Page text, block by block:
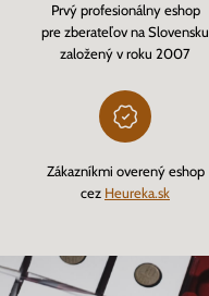
Prvý profesionálny eshop
pre zberateľov na Slovensku
založený v roku 2007
Zákazníkmi overený eshop
cez Heureka.sk